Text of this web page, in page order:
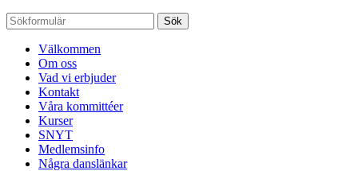
Sök
Välkommen
Om oss
Vad vi erbjuder
Kontakt
Våra kommittéer
Kurser
SNYT
Medlemsinfo
Några danslänkar